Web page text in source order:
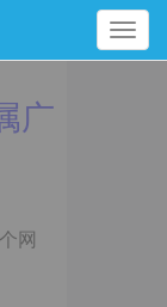
Toggle
navigation